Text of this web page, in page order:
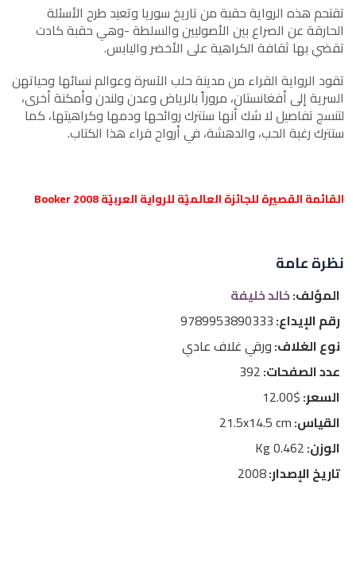
تقتحم هذه الرواية حقبة من تاريخ سوريا وتعيد طرح الأسئلة
الحارقة عن الصراع بين الأصوليين والسلطة -وهي حقبة كادت
تقضي بها ثقافة الكراهية على الأخضر واليابس.
تقود الرواية القراء من مدينة حلب الآسرة وعوالم نسائها وحياتهن
السرية إلى أفغانستان، مروراً بالرياض وعدن ولندن وأمكنة أخرى،
لتنسج تفاصيل لا شك أنها ستترك روائحها ودمها وكراهيتها، كما
ستترك رغبة الحب، والدهشة، في أرواح قراء هذا الكتاب.
القائمة القصيرة للجائزة العالميّة للرواية العربيّة Booker 2008
نظرة عامة
المؤلف:خالد خليفة
رقم الإيداع:9789953890333
نوع الغلاف:ورقي غلاف عادي
عدد الصفحات:392
السعر:$12.00
القياس:21.5x14.5 cm
الوزن:0.462 Kg
تاريخ الإصدار:2008